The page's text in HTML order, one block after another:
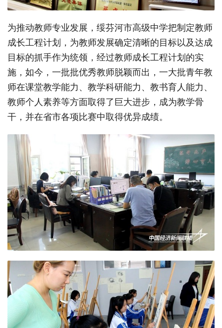
为推动教师专业发展，绥芬河市高级中学把制定教师
成长工程计划，为教师发展确定清晰的目标以及达成
目标的抓手作为统领，经过教师成长工程计划的实
施，如今，一批批优秀教师脱颖而出，一大批青年教
师在课堂教学能力、教学科研能力、教书育人能力、
教师个人素养等方面取得了巨大进步，成为教学骨
干，并在省市各项比赛中取得优异成绩。